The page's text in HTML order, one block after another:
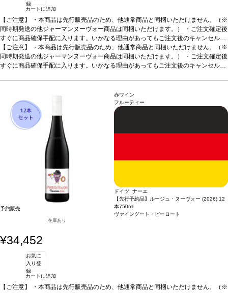
録
カートに追加
【ご注意】
・本商品は先行販売品のため、他通常商品と同梱いただけません。（※
同時期発送の他ジャーマンヌーヴォー商品は同梱いただけます。） ・ご注文確定後
すぐに商品確保手配に入ります。いかなる理由があってもご注文後のキャンセルは
承っておりません。 ・手配完了後、システム設定上ご注文手配完了の通知が送付さ
れますが、出荷は配送予定日に準じます。 ・お届けは12月中旬頃を予定しており
ます。 ・お届け先1件につき送料1,760円を頂戴いたします。 ・値引きクーポンは
【ご注意】
・本商品は先行販売品のため、他通常商品と同梱いただけません。（※
同時期発送の他ジャーマンヌーヴォー商品は同梱いただけます。） ・ご注文確定後
すぐに商品確保手配に入ります。いかなる理由があってもご注文後のキャンセルは
ます。 ・お届け先1件につき送料1,760円を頂戴いたします。 ・値引きクーポンは
ご利用いただけません。 ・クール便発送はお選びいただけません。
予約販売
在庫あり
赤ワイン
フルーティー
ドイツ ナーエ
【先行予約品】ルージュ・ヌーヴォー (2026) 12
本750ml
ヴァイングート・ピーロート
¥34,452
お気に
入り登
録
カートに追加
【ご注意】
・本商品は先行販売品のため、他通常商品と同梱いただけません。（※